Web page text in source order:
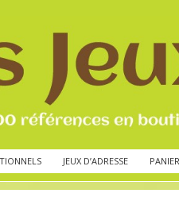
JEUX D’ADRESSE PANIER